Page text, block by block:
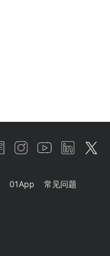
01App 常见问题